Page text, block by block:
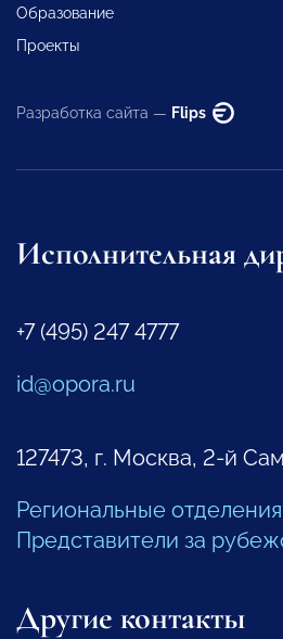
Образование
Проекты
Разработка сайта — Flips
Исполнительная
+7 (495) 247 4777
id@opora.ru
127473, г. Москва, 2-й
Региональные отделения
Представители за
Другие контакты